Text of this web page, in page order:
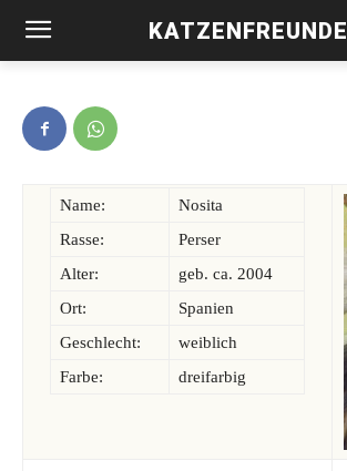
KATZENFREUNDE
Nosita -vermittelt-
Name:
Nosita
Rasse:
Perser
Alter:
geb. ca. 2004
Ort:
Spanien
Geschlecht:
weiblich
Farbe:
dreifarbig